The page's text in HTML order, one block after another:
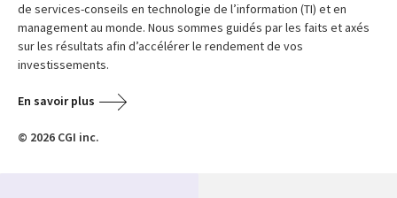
de services-conseils en technologie de l’information (TI) et en
management au monde. Nous sommes guidés par les faits et axés
sur les résultats afin d’accélérer le rendement de vos
investissements.
En savoir plus
© 2026 CGI inc.